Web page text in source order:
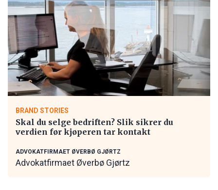
BRAND STORIES
Skal du selge bedriften? Slik sikrer du
verdien før kjøperen tar kontakt
ADVOKATFIRMAET ØVERBØ GJØRTZ
Advokatfirmaet Øverbø Gjørtz